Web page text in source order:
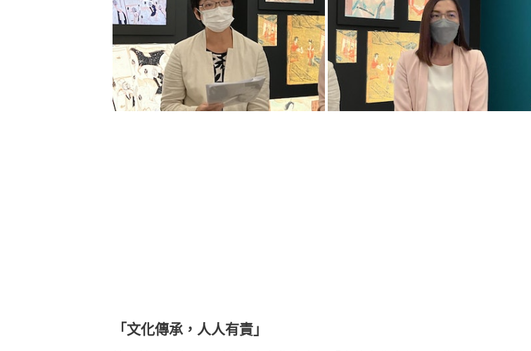
「文化傳承，人人有責」